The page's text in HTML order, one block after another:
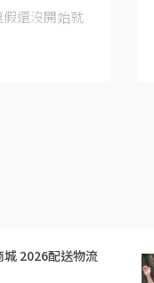
還沒開始就
城 2026配送物流